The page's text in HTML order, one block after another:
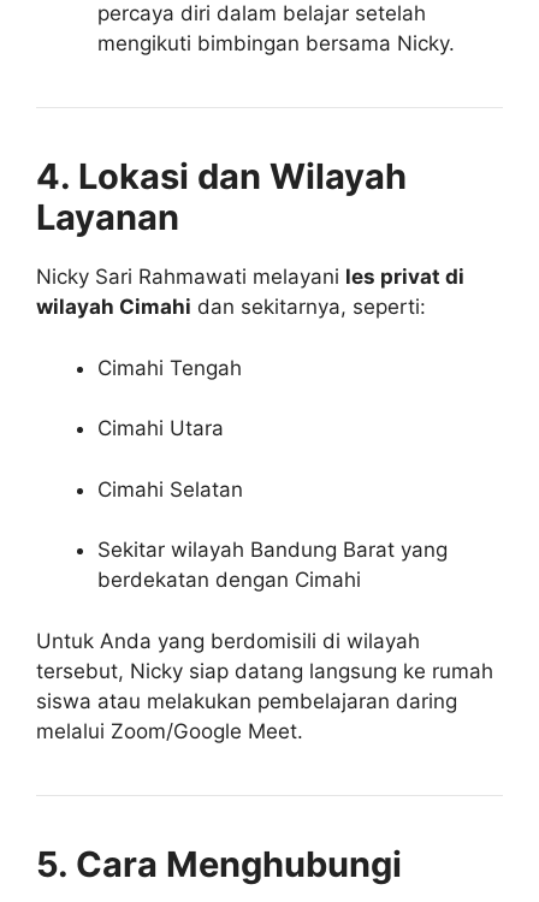
percaya diri dalam belajar setelah
mengikuti bimbingan bersama Nicky.
4. Lokasi dan Wilayah
Layanan
Nicky Sari Rahmawati melayani les privat di
wilayah Cimahi dan sekitarnya, seperti:
Cimahi Tengah
Cimahi Utara
Cimahi Selatan
Sekitar wilayah Bandung Barat yang
berdekatan dengan Cimahi
Untuk Anda yang berdomisili di wilayah
tersebut, Nicky siap datang langsung ke rumah
siswa atau melakukan pembelajaran daring
melalui Zoom/Google Meet.
5. Cara Menghubungi